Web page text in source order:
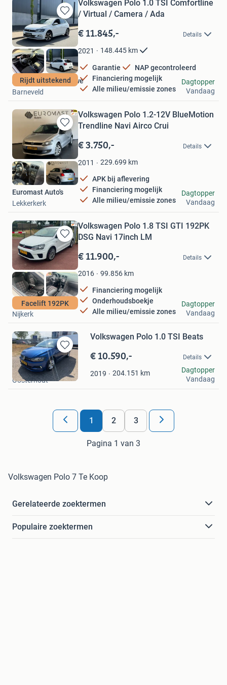
Bewaren
in
Mijn
Favorieten
Rijdt uitstekend
Volkswagen Polo 1.0 TSI Comfortline
/ Virtual / Camera / Ada
€ 11.845,- Details
2021 148.445 km
Garantie
NAP gecontroleerd
Financiering mogelijk
Alle milieu/emissie zones
Autobedrijf de Veluwe
Barneveld
Dagtopper
Vandaag
Bewaren
in
Mijn
Favorieten
Volkswagen Polo 1.2-12V BlueMotion
Trendline Navi Airco Crui
€ 3.750,- Details
2011 229.699 km
APK bij aflevering
Financiering mogelijk
Alle milieu/emissie zones
Euromast Auto's
Lekkerkerk
Dagtopper
Vandaag
Bewaren
in
Mijn
Favorieten
Facelift 192PK
Volkswagen Polo 1.8 TSI GTI 192PK
DSG Navi 17inch LM
€ 11.900,- Details
2016 99.856 km
Financiering mogelijk
Onderhoudsboekje
Alle milieu/emissie zones
Autoplein Nijkerk
Nijkerk
Dagtopper
Vandaag
Bewaren
in
Mijn
Favorieten
Volkswagen Polo 1.0 TSI Beats
€ 10.590,- Details
2019 204.151 km
Apc Oosterhout Bv
Oosterhout
Dagtopper
Vandaag
1 2 3
Pagina 1 van 3
Volkswagen Polo 7 Te Koop
Gerelateerde zoektermen
Populaire zoektermen